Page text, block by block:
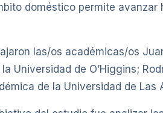
doméstico permite
las/os académicas/os
Universidad de O’Higgins;
de la Universidad de Las